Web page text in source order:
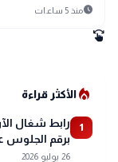
جديد يغير تاريخ
scheduleمنذ 5 ساعات
swipe
local_fire_departmentالأكثر قراءة
1
برقم الجلوس
26 يوليو 2026